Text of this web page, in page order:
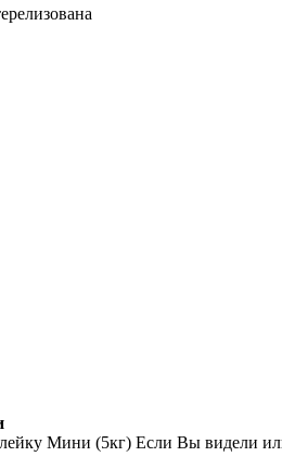
Мини (5кг) Если Вы